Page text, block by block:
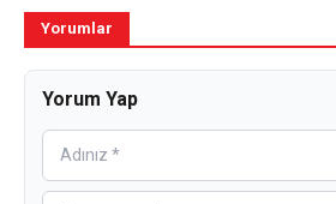
Yorumlar
Yorum Yap